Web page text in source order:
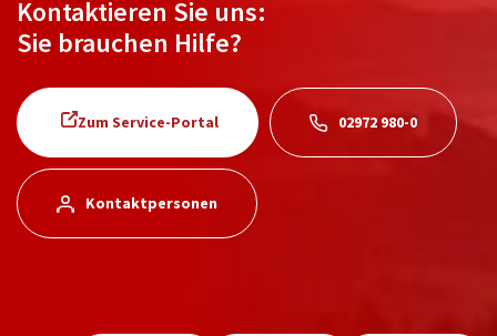
Kontaktieren Sie uns:
Sie brauchen Hilfe?
Zum Service-Portal 02972 980-0
Kontaktpersonen